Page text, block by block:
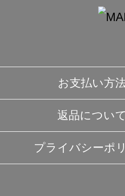
お支払い方
返品について
プライバシーポ